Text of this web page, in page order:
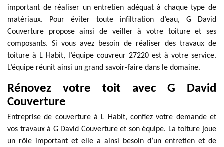
important de réaliser un entretien adéquat à chaque type de
matériaux. Pour éviter toute infiltration d’eau, G David
Couverture propose ainsi de veiller à votre toiture et ses
composants. Si vous avez besoin de réaliser des travaux de
toiture à L Habit, l’équipe couvreur 27220 est à votre service.
L’équipe réunit ainsi un grand savoir-faire dans le domaine.
Rénovez votre toit avec G David
Couverture
Entreprise de couverture à L Habit, confiez votre demande et
vos travaux à G David Couverture et son équipe. La toiture joue
un rôle important et elle a ainsi besoin d’un entretien et de